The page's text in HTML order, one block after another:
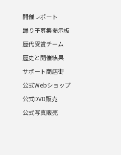
開催レポート
踊り子募集掲示板
歴代受賞チーム
歴史と開催結果
サポート商店街
公式Webショップ
公式DVD販売
公式写真販売